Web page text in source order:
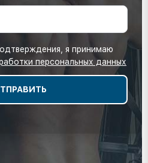
я принимаю
персональных данных